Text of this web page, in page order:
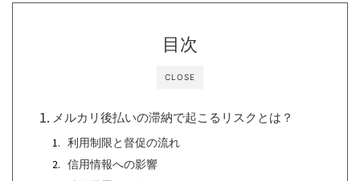
CLOSE
目次
メルカリ後払いの滞納で起こるリスクとは？
利用制限と督促の流れ
信用情報への影響